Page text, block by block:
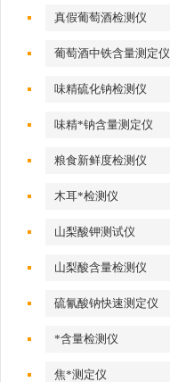
真假葡萄酒检测仪
葡萄酒中铁含量测定仪
味精硫化钠检测仪
味精*钠含量测定仪
粮食新鲜度检测仪
木耳*检测仪
山梨酸钾测试仪
山梨酸含量检测仪
硫氰酸钠快速测定仪
*含量检测仪
焦*测定仪